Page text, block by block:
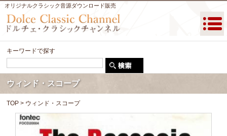
オリジナルクラシック音源ダウンロード販売
キーワードで探す
ウィンド・スコープ
TOP > ウィンド・スコープ